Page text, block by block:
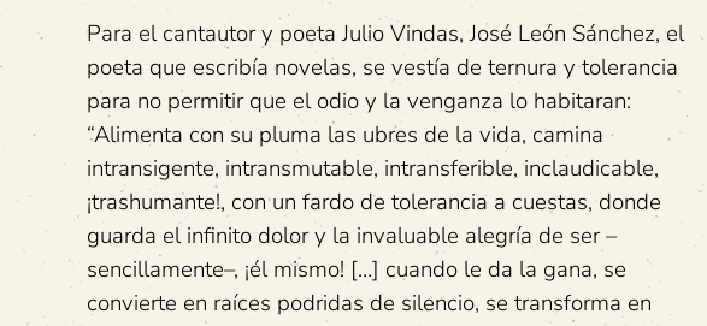
Para el cantautor y poeta Julio Vindas, José León Sánchez, el
poeta que escribía novelas, se vestía de ternura y tolerancia
para no permitir que el odio y la venganza lo habitaran:
“Alimenta con su pluma las ubres de la vida, camina
intransigente, intransmutable, intransferible, inclaudicable,
¡trashumante!, con un fardo de tolerancia a cuestas, donde
guarda el infinito dolor y la invaluable alegría de ser –
sencillamente–, ¡él mismo! […] cuando le da la gana, se
convierte en raíces podridas de silencio, se transforma en